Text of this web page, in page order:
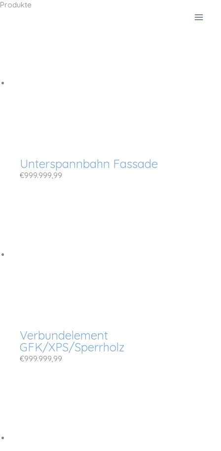
Zum
Produkte
Unterspannbahn Fassade
€999.999,99
Verbundelement
GFK/XPS/Sperrholz
€999.999,99